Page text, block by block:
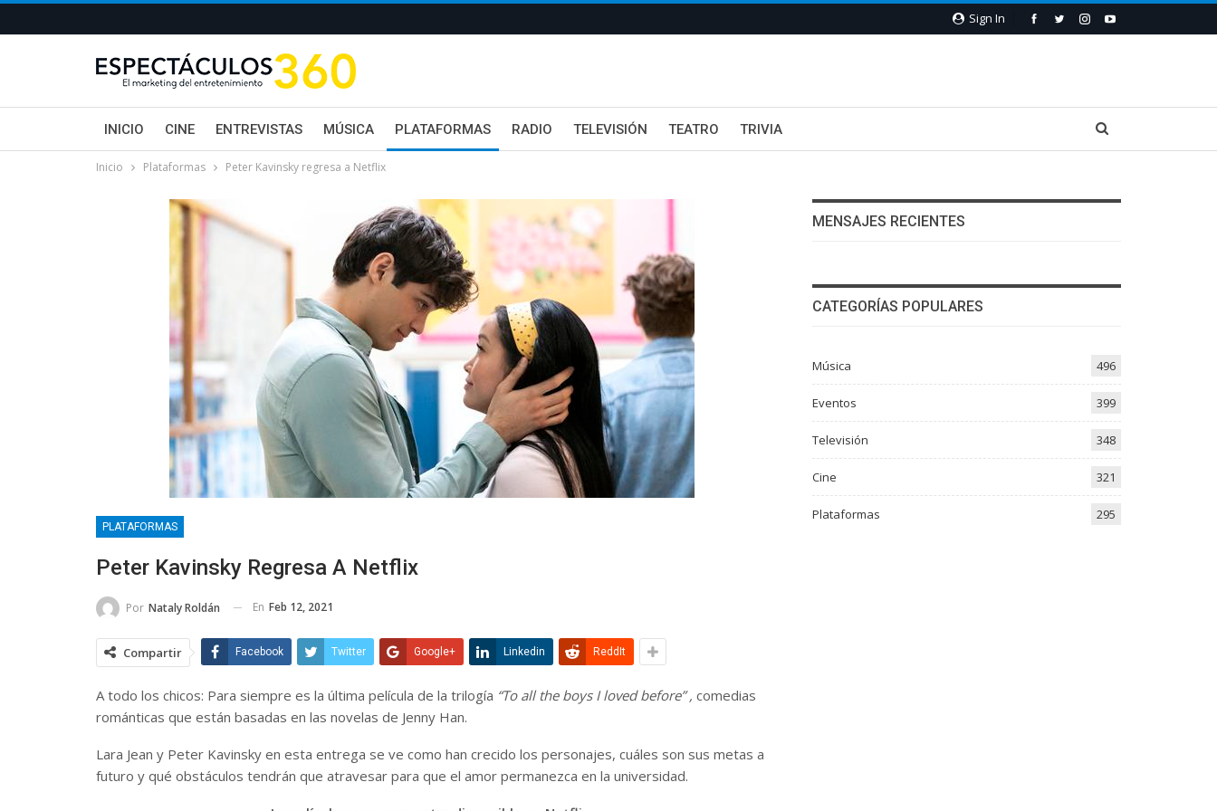
Sign In
INICIO CINE ENTREVISTAS MÚSICA PLATAFORMAS RADIO TELEVISIÓN TEATRO TRIVIA
Inicio Plataformas Peter Kavinsky regresa a Netflix
PLATAFORMAS
Peter Kavinsky Regresa A Netflix
Por Nataly Roldán En Feb 12, 2021
Compartir Facebook Twitter Google+ Linkedin ReddIt
A todo los chicos: Para siempre es la última película de la trilogía “To all the boys I loved before” , comedias
románticas que están basadas en las novelas de Jenny Han.
Lara Jean y Peter Kavinsky en esta entrega se ve como han crecido los personajes, cuáles son sus metas a
futuro y qué obstáculos tendrán que atravesar para que el amor permanezca en la universidad.
MENSAJES RECIENTES
CATEGORÍAS POPULARES
Música 496
Eventos 399
Televisión 348
Cine 321
Plataformas 295